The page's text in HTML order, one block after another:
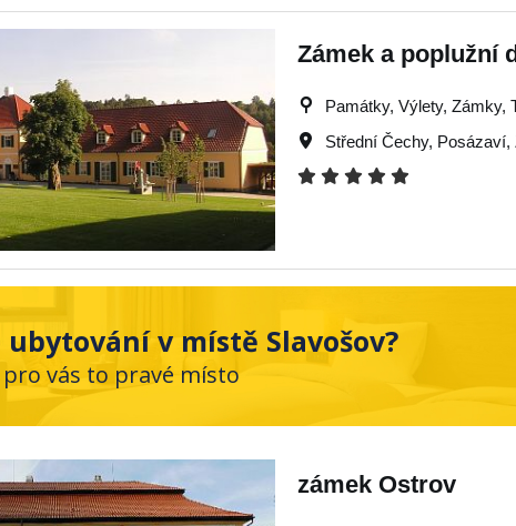
Zámek a poplužní
Památky, Výlety, Zámky,
Střední Čechy, Posázaví,
v místě Slavošov?
pro vás to pravé místo
zámek Ostrov